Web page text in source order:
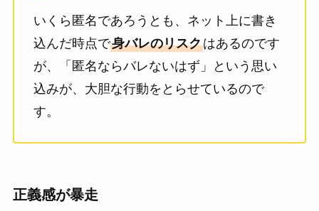
いくら匿名であろうとも、ネット上に書き
込んだ時点で身バレのリスクはあるのです
が、「匿名ならバレないはず」という思い
込みが、大胆な行動をとらせているので
す。
正義感が暴走